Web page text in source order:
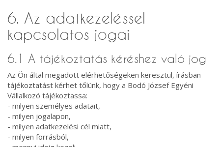
6. Az adatkezeléssel
kapcsolatos jogai
6.1 A tájékoztatás kéréshez való jog
Az Ön által megadott elérhetőségeken keresztül, írásban
tájékoztatást kérhet tőlünk, hogy a Bodó József Egyéni
Vállalkozó tájékoztassa:
- milyen személyes adatait,
- milyen jogalapon,
- milyen adatkezelési cél miatt,
- milyen forrásból,